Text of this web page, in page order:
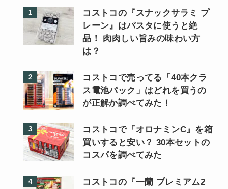
コストコの『スナックサラミ プ
レーン』はパスタに使うと絶
品！ 肉肉しい旨みの味わい方
は？
コストコで売ってる「40本クラ
ス電池パック」はどれを買うの
が正解か調べてみた！
コストコで『オロナミンC』を箱
買いすると安い？ 30本セットの
コスパを調べてみた
コストコの『一蘭 プレミアム2